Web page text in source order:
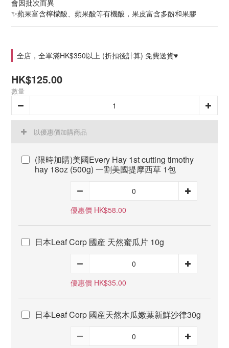
會因批次而異
✨蘋果富含檸檬酸、蘋果酸等有機酸，果皮富含多酚和果膠
全店，全單滿HK$350以上 (折扣後計算) 免費送貨♥
HK$125.00
數量
以優惠價加購商品
(限時加購)美國Every Hay 1st cutting timothy
hay 18oz (500g) 一割美國提摩西草 1包
優惠價 HK$58.00
日本Leaf Corp 國産 天然蜜瓜片 10g
優惠價 HK$35.00
日本Leaf Corp 國産天然木瓜嫩葉新鮮沙律30g